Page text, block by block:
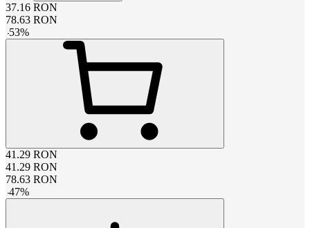
37.16 RON
78.63 RON
-53%
41.29 RON
41.29 RON
78.63 RON
-47%